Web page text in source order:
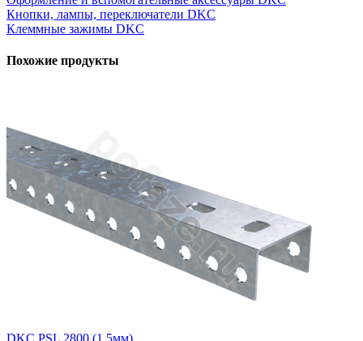
Кнопки, лампы, переключатели DKC
Клеммные зажимы DKC
Похожие продукты